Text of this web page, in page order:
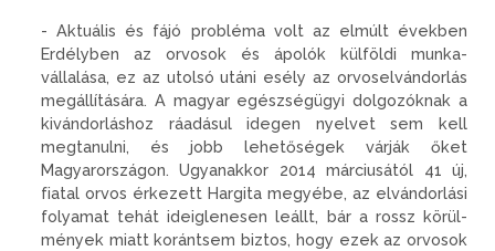
- Aktuális és fájó probléma volt az elmúlt években
Erdélyben az or­vosok és ápolók külföldi munka­
vállalása, ez az utolsó utáni esély az orvoselvándorlás
megállításá­ra. A magyar egészségügyi dolgo­zóknak a
kivándorláshoz ráadásul idegen nyelvet sem kell
megtanul­ni, és jobb lehetőségek várják őket
Magyarországon. Ugyanakkor 2014 márciusától 41 új,
fiatal or­vos érkezett Hargita megyébe, az elvándorlási
folyamat tehát ideig­lenesen leállt, bár a rossz körül­
mények miatt korántsem biztos, hogy ezek az orvosok